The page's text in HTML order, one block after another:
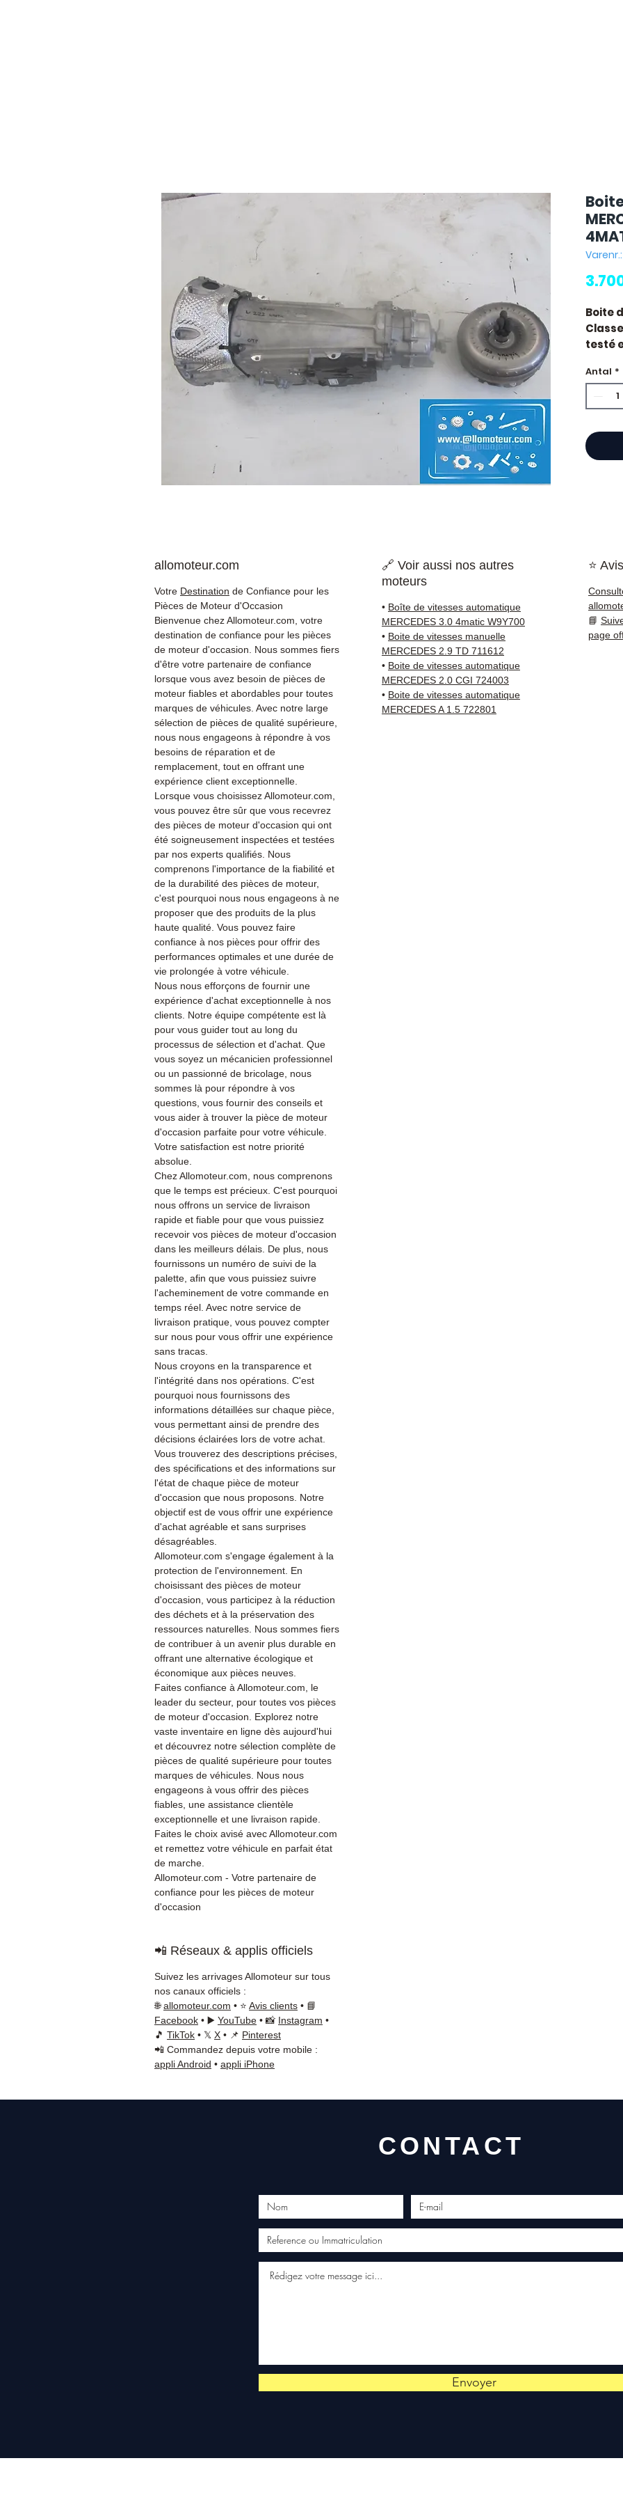
Boite
testé
sur
Antal *
allomoteur.com
Votre Destination de Confiance pour les
Pièces de Moteur d'Occasion
Bienvenue chez Allomoteur.com, votre
destination de confiance pour les pièces
de moteur d'occasion. Nous sommes fiers
d'être votre partenaire de confiance
lorsque vous avez besoin de pièces de
moteur fiables et abordables pour toutes
marques de véhicules. Avec notre large
sélection de pièces de qualité supérieure,
nous nous engageons à répondre à vos
besoins de réparation et de
remplacement, tout en offrant une
expérience client exceptionnelle.
Lorsque vous choisissez Allomoteur.com,
vous pouvez être sûr que vous recevrez
des pièces de moteur d'occasion qui ont
été soigneusement inspectées et testées
par nos experts qualifiés. Nous
comprenons l'importance de la fiabilité et
de la durabilité des pièces de moteur,
c'est pourquoi nous nous engageons à ne
proposer que des produits de la plus
haute qualité. Vous pouvez faire
confiance à nos pièces pour offrir des
performances optimales et une durée de
vie prolongée à votre véhicule.
Nous nous efforçons de fournir une
expérience d'achat exceptionnelle à nos
clients. Notre équipe compétente est là
pour vous guider tout au long du
processus de sélection et d'achat. Que
vous soyez un mécanicien professionnel
ou un passionné de bricolage, nous
sommes là pour répondre à vos
questions, vous fournir des conseils et
vous aider à trouver la pièce de moteur
d'occasion parfaite pour votre véhicule.
Votre satisfaction est notre priorité
absolue.
Chez Allomoteur.com, nous comprenons
que le temps est précieux. C'est pourquoi
nous offrons un service de livraison
rapide et fiable pour que vous puissiez
recevoir vos pièces de moteur d'occasion
dans les meilleurs délais. De plus, nous
fournissons un numéro de suivi de la
palette, afin que vous puissiez suivre
l'acheminement de votre commande en
temps réel. Avec notre service de
livraison pratique, vous pouvez compter
sur nous pour vous offrir une expérience
sans tracas.
Nous croyons en la transparence et
l'intégrité dans nos opérations. C'est
pourquoi nous fournissons des
informations détaillées sur chaque pièce,
vous permettant ainsi de prendre des
décisions éclairées lors de votre achat.
Vous trouverez des descriptions précises,
des spécifications et des informations sur
l'état de chaque pièce de moteur
d'occasion que nous proposons. Notre
objectif est de vous offrir une expérience
d'achat agréable et sans surprises
désagréables.
Allomoteur.com s'engage également à la
protection de l'environnement. En
choisissant des pièces de moteur
d'occasion, vous participez à la réduction
des déchets et à la préservation des
ressources naturelles. Nous sommes fiers
de contribuer à un avenir plus durable en
offrant une alternative écologique et
économique aux pièces neuves.
Faites confiance à Allomoteur.com, le
leader du secteur, pour toutes vos pièces
de moteur d'occasion. Explorez notre
vaste inventaire en ligne dès aujourd'hui
et découvrez notre sélection complète de
pièces de qualité supérieure pour toutes
marques de véhicules. Nous nous
engageons à vous offrir des pièces
fiables, une assistance clientèle
exceptionnelle et une livraison rapide.
Faites le choix avisé avec Allomoteur.com
et remettez votre véhicule en parfait état
de marche.
Allomoteur.com - Votre partenaire de
confiance pour les pièces de moteur
d'occasion
🔗 Voir aussi nos autres
moteurs
• Boîte de vitesses automatique
MERCEDES 3.0 4matic W9Y700
• Boite de vitesses manuelle
MERCEDES 2.9 TD 711612
• Boite de vitesses automatique
MERCEDES 2.0 CGI 724003
• Boite de vitesses automatique
MERCEDES A 1.5 722801
⭐
📘
page
📲 Réseaux & applis officiels
Suivez les arrivages Allomoteur sur tous
nos canaux officiels :
🌐allomoteur.com • ⭐ Avis clients • 📘
Facebook • ▶️ YouTube • 📸 Instagram •
🎵 TikTok • 𝕏 X • 📌 Pinterest
📲 Commandez depuis votre mobile :
appli Android • appli iPhone
CONTACT
Envoyer